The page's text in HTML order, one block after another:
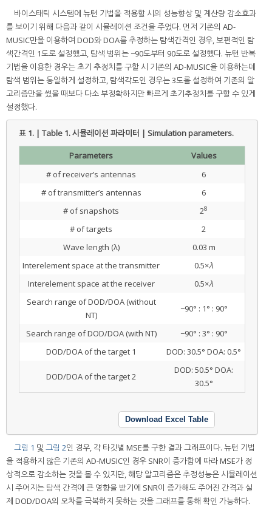
바이스태틱 시스템에 뉴턴 기법을 적용할 시의 성능향상 및 계산량 감소효과
를 보이기 위해 다음과 같이 시뮬레이션 조건을 주었다. 먼저 기존의 AD-
MUSIC만을 이용하여 DOD와 DOA를 추정하는 탐색간격인 경우, 보편적인 탐
색간격인 1도로 설정했고, 탐색 범위는 −90도부터 90도로 설정했다. 뉴턴 반복
기법을 이용한 경우는 초기 추정치를 구할 시 기존의 AD-MUSIC을 이용하는데
탐색 범위는 동일하게 설정하고, 탐색각도인 경우는 3도롤 설정하여 기존의 알
고리즘만을 썼을 때보다 다소 부정확하지만 빠르게 초기추정치를 구할 수 있게
설정했다.
표 1. | Table 1.시뮬레이션 파라미터 | Simulation parameters.
Parameters
Values
# of receiver’s antennas
6
# of transmitter’s antennas
6
# of snapshots
28
# of targets
2
Wave length (λ)
0.03 m
Interelement space at the transmitter
0.5×λ
Interelement space at the receiver
0.5×λ
Search range of DOD/DOA (without
NT)
−90° : 1° : 90°
Search range of DOD/DOA (with NT)
−90° : 3° : 90°
DOD/DOA of the target 1
DOD: 30.5° DOA: 0.5°
DOD/DOA of the target 2
DOD: 50.5° DOA:
30.5°
Download Excel Table
그림 1 및 그림 2인 경우, 각 타깃별 MSE를 구한 결과 그래프이다. 뉴턴 기법
을 적용하지 않은 기존의 AD-MUSIC인 경우 SNR이 증가함에 따라 MSE가 정
상적으로 감소하는 것을 볼 수 있지만, 해당 알고리즘은 추정성능은 시뮬레이션
시 주어지는 탐색 간격에 큰 영향을 받기에 SNR이 증가해도 주어진 간격과 실
제 DOD/DOA의 오차를 극복하지 못하는 것을 그래프를 통해 확인 가능하다.